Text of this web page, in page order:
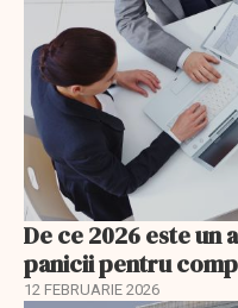
De ce 2026 este un
panicii pentru
12 FEBRUARIE 2026